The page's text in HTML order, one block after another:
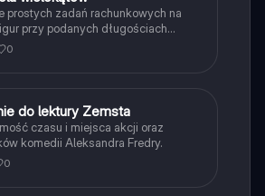
prostych zadań rachunkowych na
przy podanych długościach
0
do lektury Zemsta
czasu i miejsca akcji oraz
komedii Aleksandra Fredry.
0